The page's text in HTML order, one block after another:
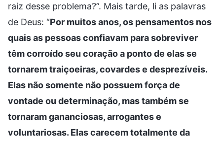
raiz desse problema?”. Mais tarde, li as palavras
de Deus: “Por muitos anos, os pensamentos nos
quais as pessoas confiavam para sobreviver
têm corroído seu coração a ponto de elas se
tornarem traiçoeiras, covardes e desprezíveis.
Elas não somente não possuem força de
vontade ou determinação, mas também se
tornaram gananciosas, arrogantes e
voluntariosas. Elas carecem totalmente da